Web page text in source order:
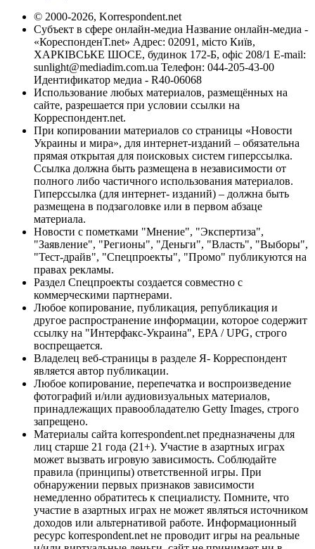
© 2000-2026, Korrespondent.net
Субъект в сфере онлайн-медиа Название онлайн-медиа -
«КореспонденТ.net» Адрес: 02091, місто Київ,
ХАРКІВСЬКЕ ШОСЕ, будинок 172-Б, офіс 208/1 E-mail:
sunlight@mediadim.com.ua Телефон: 044-205-43-00
Идентификатор медиа - R40-06068
Использование любых материалов, размещённых на
сайте, разрешается при условии ссылки на
Корреспондент.net.
При копировании материалов со страницы «Новости
Украины и мира», для интернет-изданий – обязательна
прямая открытая для поисковых систем гиперссылка.
Ссылка должна быть размещена в независимости от
полного либо частичного использования материалов.
Гиперссылка (для интернет- изданий) – должна быть
размещена в подзаголовке или в первом абзаце
материала.
Новости с пометками "Мнение", "Экспертиза",
"Заявление", "Регионы", "Деньги", "Власть", "Выборы",
"Тест-драйв", "Спецпроекты", "Промо" публикуются на
правах рекламы.
Раздел Спецпроекты создается совместно с
коммерческими партнерами.
Любое копирование, публикация, републикация и
другое распространение информации, которое содержит
ссылку на "Интерфакс-Украина", EPA / UPG, строго
воспрещается.
Владелец веб-страницы в разделе Я- Корреспондент
является автор публикации.
Любое копирование, перепечатка и воспроизведение
фотографий и/или аудиовизуальных материалов,
принадлежащих правообладателю Getty Images, строго
запрещено.
Материалы сайта korrespondent.net предназначены для
лиц старше 21 года (21+). Участие в азартных играх
может вызвать игровую зависимость. Соблюдайте
правила (принципы) ответственной игры. При
обнаружении первых признаков зависимости
немедленно обратитесь к специалисту. Помните, что
участие в азартных играх не может являться источником
доходов или альтернативой работе. Информационный
ресурс korrespondent.net не проводит игры на реальные